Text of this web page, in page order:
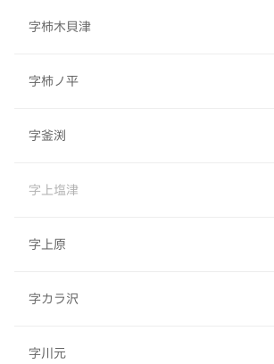
字柿木貝津
字柿ノ平
字釜渕
字上塩津
字上原
字カラ沢
字川元